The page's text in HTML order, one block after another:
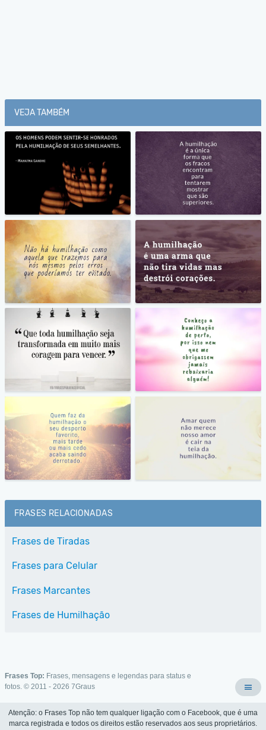
VEJA TAMBÉM
FRASES RELACIONADAS
Frases de Tiradas
Frases para Celular
Frases Marcantes
Frases de Humilhação
Frases Top: Frases, mensagens e legendas para status e
fotos. © 2011 - 2026 7Graus
Atenção: o Frases Top não tem qualquer ligação com o Facebook, que é uma
marca registrada e todos os direitos estão reservados aos seus proprietários.